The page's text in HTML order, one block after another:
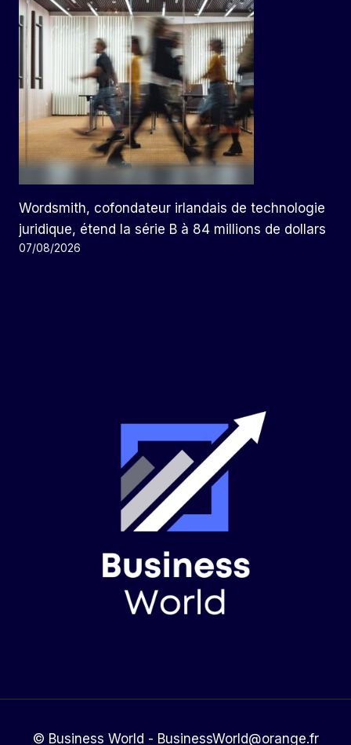
Wordsmith, cofondateur irlandais de technologie
juridique, étend la série B à 84 millions de dollars
07/08/2026
© Business World - BusinessWorld@orange.fr